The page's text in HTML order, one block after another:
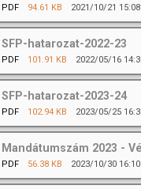
PDF 94.61 KB 2021/10/21 15:08
SFP-hatarozat-2022-23
PDF 101.91 KB 2022/05/16
SFP-hatarozat-2023-24
PDF 102.94 KB 2023/05/25
Mandátumszám 2023 -
PDF 56.38 KB 2023/10/30 16:10